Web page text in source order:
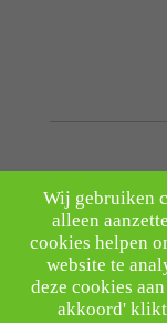
Wij gebruiken
alleen
cookies helpen
website te
deze cookies
akkoord'